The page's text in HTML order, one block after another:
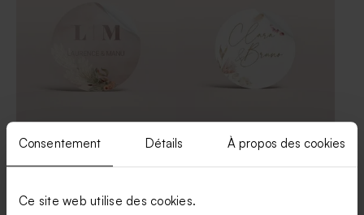
Consentement Détails À propos des cookies
Ce site web utilise des cookies.
Habillage savon artisanal
Etiquette prénoms pampa
Sticker autocollant mariage Sticker mariage bouquet
floral rose et blanc